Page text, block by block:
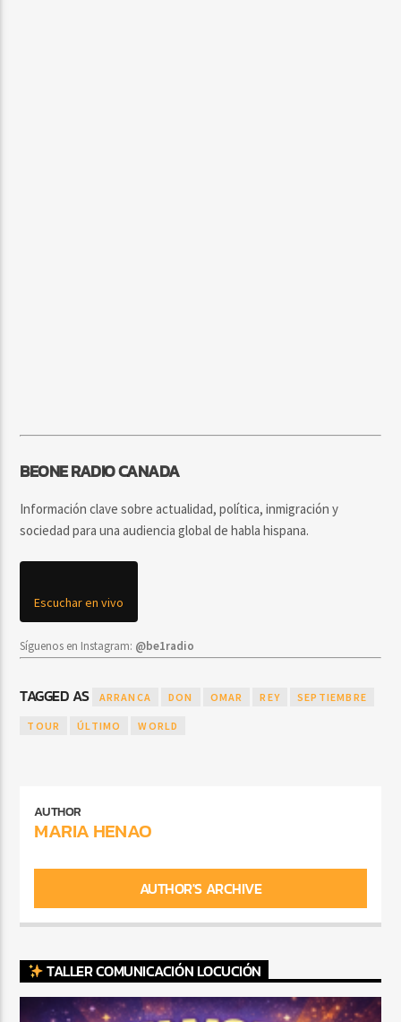
BEONE RADIO CANADA
Información clave sobre actualidad, política, inmigración y
sociedad para una audiencia global de habla hispana.
Escuchar en vivo
Síguenos en Instagram: @be1radio
TAGGED AS ARRANCA DON OMAR REY SEPTIEMBRE
TOUR ÚLTIMO WORLD
AUTHOR
MARIA HENAO
AUTHOR'S ARCHIVE
TALLER COMUNICACIÓN LOCUCIÓN